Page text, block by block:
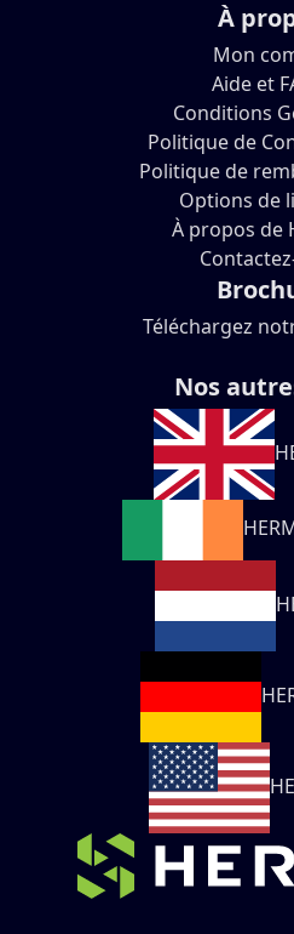
À
Mon
Aide et
Conditions
Politique de
Politique de
Options de
À propos de
Téléchargez
Nos